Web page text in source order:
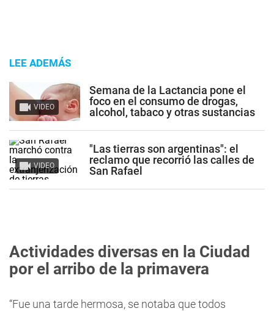
LEE ADEMÁS
VIDEO
Semana de la Lactancia pone el
foco en el consumo de drogas,
alcohol, tabaco y otras sustancias
VIDEO
"Las tierras son argentinas": el
reclamo que recorrió las calles de
San Rafael
Actividades diversas en la Ciudad
por el arribo de la primavera
“Fue una tarde hermosa, se notaba que todos